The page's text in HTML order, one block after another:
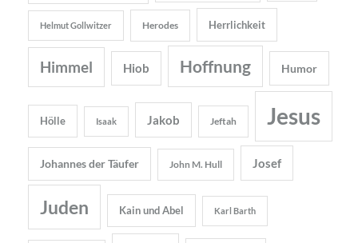
Helmut Gollwitzer Herodes Herrlichkeit
Himmel Hiob Hoffnung Humor
Hölle Isaak Jakob Jeftah Jesus
Johannes der Täufer John M. Hull Josef
Juden Kain und Abel Karl Barth